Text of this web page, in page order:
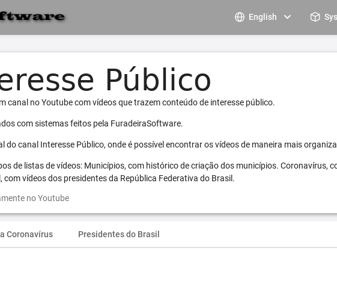
English
canal no Youtube com vídeos que trazem conteúdo de interesse público.
com sistemas feitos pela FuradeiraSoftware.
do canal Interesse Público, onde é possível encontrar os vídeos de maneira mais
de listas de vídeos: Municípios, com histórico de criação dos municípios. Coronavírus,
com vídeos dos presidentes da República Federativa do Brasil.
no Youtube
Coronavírus Presidentes do Brasil